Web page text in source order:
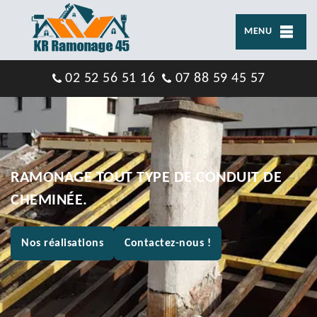
MENU
02 52 56 51 16 07 88 59 45 57
RAMONAGE TOUT TYPE DE CONDUIT DE
CHEMINÉE.
Nos réalisations Contactez-nous !